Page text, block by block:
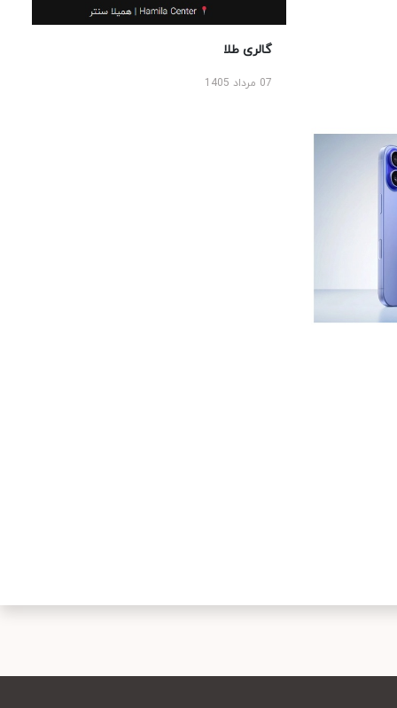
گالری طلا
07 مرداد 1405